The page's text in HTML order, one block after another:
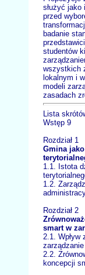
służyć jako
przed
badanie
studentów
wszystkich
lokalnym i
modeli
zasadach
Lista
Wstęp 9
Rozdział 1
Gmina
1.1. Istota
1.2.
Rozdział 2
smart w
2.1. Wpływ
zarządzanie
2.2.
koncepcji